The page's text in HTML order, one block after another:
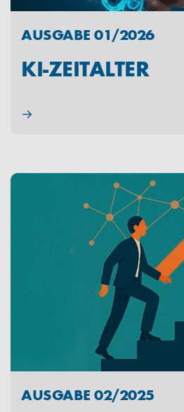
AUSGABE 01/2026
KI-ZEITALTER
→
AUSGABE 02/2025